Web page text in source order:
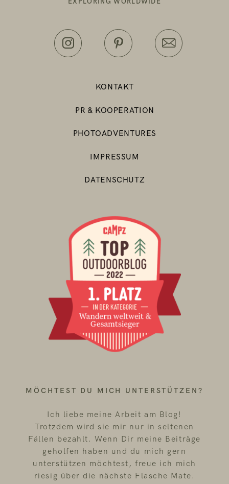
MÖCHTEST DU MICH UNTERSTÜTZEN?
KONTAKT
PR & KOOPERATION
PHOTOADVENTURES
IMPRESSUM
DATENSCHUTZ
Ich liebe meine Arbeit am Blog!
Trotzdem wird sie mir nur in seltenen
Fällen bezahlt. Wenn Dir meine Beiträge
geholfen haben und du mich gern
unterstützen möchtest, freue ich mich
riesig über die nächste Flasche Mate.
EXPLORING WORLDWIDE